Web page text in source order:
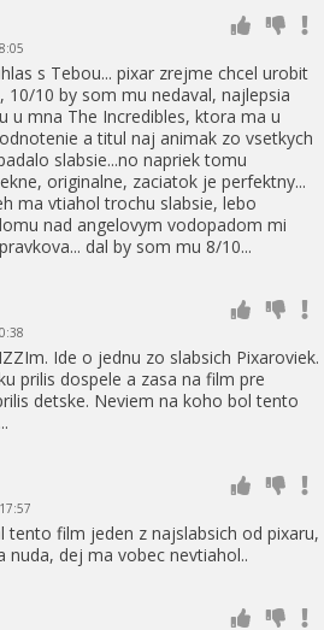
s Tebou... pixar zrejme chcel urobit
10/10 by som mu nedaval, najlepsia
u mna The Incredibles, ktora ma u
a titul naj animak zo vsetkych
slabsie...no napriek tomu
originalne, zaciatok je perfektny...
ma vtiahol trochu slabsie, lebo
nad angelovym vodopadom mi
dal by som mu 8/10...
Ide o jednu zo slabsich Pixaroviek.
prilis dospele a zasa na film pre
detske. Neviem na koho bol tento
tento film jeden z najslabsich od pixaru,
nuda, dej ma vobec nevtiahol..